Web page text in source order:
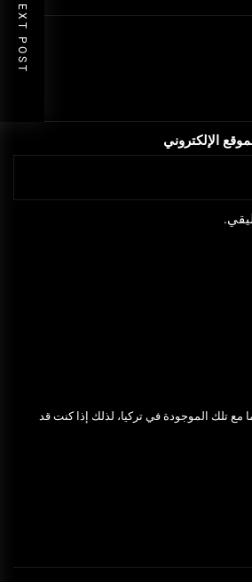
الإلكتروني
NEXT POST
إلى حد ما مع تلك الموجودة في تركيا، لذلك إذا كنت قد